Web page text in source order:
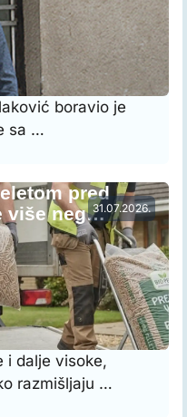
boravio je
sa …
31.07.2026.
pred
više neg…
i dalje visoke,
razmišljaju …